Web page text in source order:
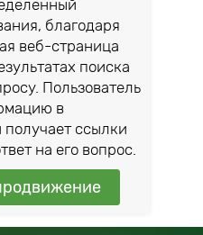
благодаря
веб-страница
поиска
Пользователь
в
получает ссылки
на его вопрос.